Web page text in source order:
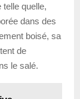
quelle,
dans des
boisé, sa
de
le salé.